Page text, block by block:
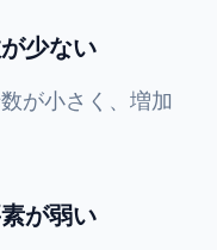
少ない
が小さく、増加
が弱い